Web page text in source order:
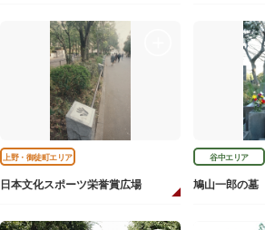
上野・御徒町エリア
日本文化スポーツ栄誉賞広場
谷中エリア
鳩山一郎の墓